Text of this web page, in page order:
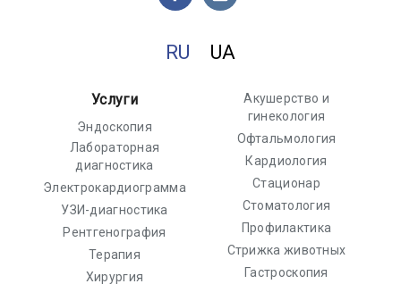
RU UA
Услуги
Эндоскопия
Лабораторная
диагностика
Электрокардиограмма
УЗИ-диагностика
Рентгенография
Терапия
Хирургия
Акушерство и
гинекология
Офтальмология
Кардиология
Стационар
Стоматология
Профилактика
Стрижка животных
Гастроскопия